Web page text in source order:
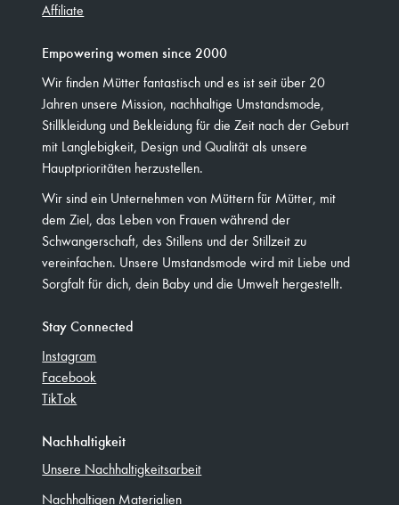
Affiliate
Empowering women since 2000
Wir finden Mütter fantastisch und es ist seit über 20
Jahren unsere Mission, nachhaltige Umstandsmode,
Stillkleidung und Bekleidung für die Zeit nach der Geburt
mit Langlebigkeit, Design und Qualität als unsere
Hauptprioritäten herzustellen.
Wir sind ein Unternehmen von Müttern für Mütter, mit
dem Ziel, das Leben von Frauen während der
Schwangerschaft, des Stillens und der Stillzeit zu
vereinfachen. Unsere Umstandsmode wird mit Liebe und
Sorgfalt für dich, dein Baby und die Umwelt hergestellt.
Stay Connected
Instagram
Facebook
TikTok
Nachhaltigkeit
Unsere Nachhaltigkeitsarbeit
Nachhaltigen Materialien